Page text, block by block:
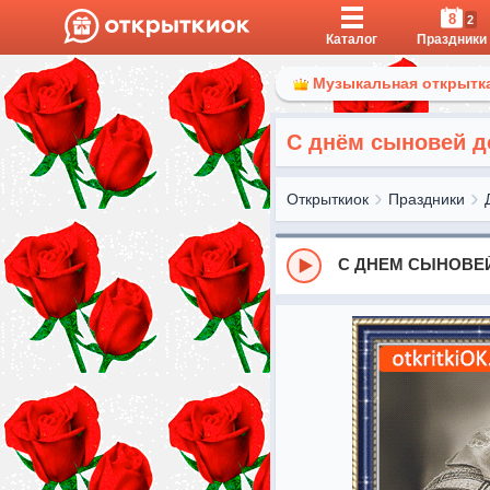
Каталог
8 2
Праздники
Музыкальная
С днём сыновей
Открыткиок Праздники
С ДНЕМ